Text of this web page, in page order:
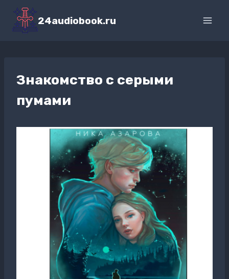
Перейти
содержимому
24audiobook.ru
Знакомство с серыми
пумами